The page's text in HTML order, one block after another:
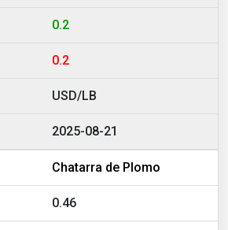
0.2
0.2
USD/LB
2025-08-21
Chatarra de Plomo
0.46